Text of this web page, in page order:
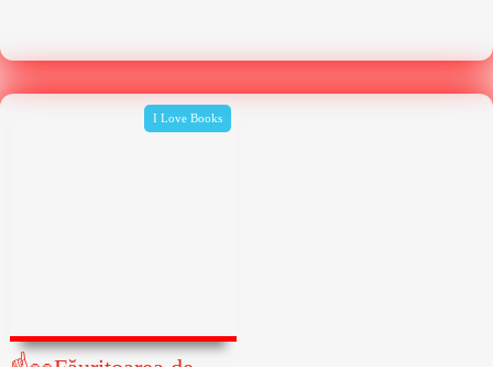
I Love Books